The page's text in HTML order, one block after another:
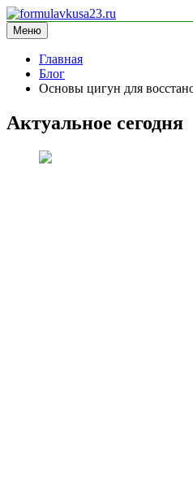
Перейти
к
содержимому
formulavkusa23.ru
блог про спорт
Меню
Главная
Блог
Основы цигун для
Актуальное сегодня